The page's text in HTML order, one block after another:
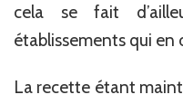
cela se fait
établissements qui en
La recette étant